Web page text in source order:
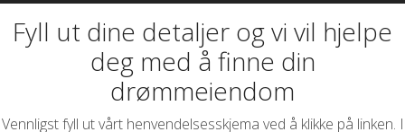
Fyll ut dine detaljer og vi vil hjelpe
deg med å finne din
drømmeiendom
Vennligst fyll ut vårt henvendelsesskjema ved å klikke på linken. I